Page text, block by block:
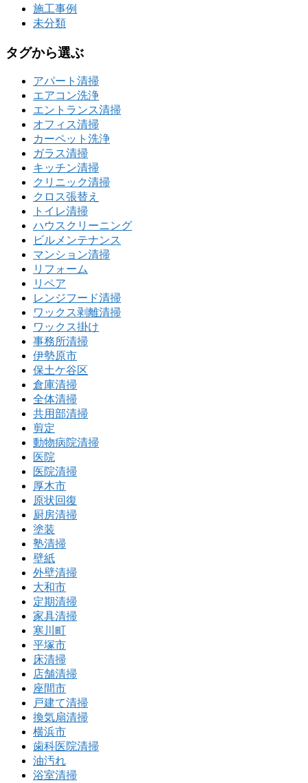
施工事例
未分類
タグから選ぶ
アパート清掃
エアコン洗浄
エントランス清掃
オフィス清掃
カーペット洗浄
ガラス清掃
キッチン清掃
クリニック清掃
クロス張替え
トイレ清掃
ハウスクリーニング
ビルメンテナンス
マンション清掃
リフォーム
リペア
レンジフード清掃
ワックス剥離清掃
ワックス掛け
事務所清掃
伊勢原市
保土ケ谷区
倉庫清掃
全体清掃
共用部清掃
剪定
動物病院清掃
医院
医院清掃
厚木市
原状回復
厨房清掃
塗装
塾清掃
壁紙
外壁清掃
大和市
定期清掃
家具清掃
寒川町
平塚市
床清掃
店舗清掃
座間市
戸建て清掃
換気扇清掃
横浜市
歯科医院清掃
油汚れ
浴室清掃